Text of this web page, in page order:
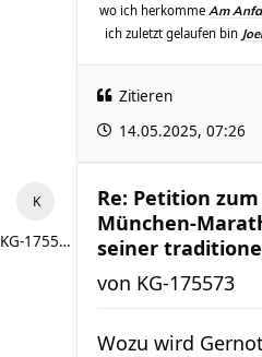
wo ich herkomme Am
ich zuletzt gelaufen bin
Zitieren
14.05.2025, 07:26
KG-175573
Re: Petition
München-
seiner
von KG-175573
Wozu wird